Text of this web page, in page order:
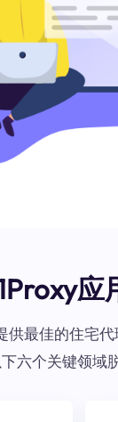
应
供最佳的住宅
六个关键领域